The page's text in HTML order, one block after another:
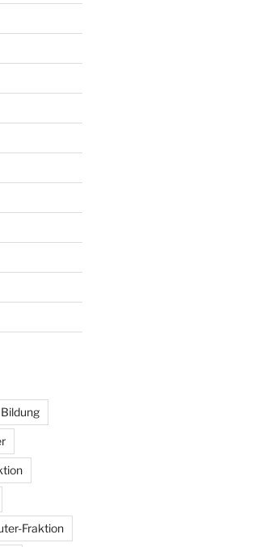
Bildung
Fraktion